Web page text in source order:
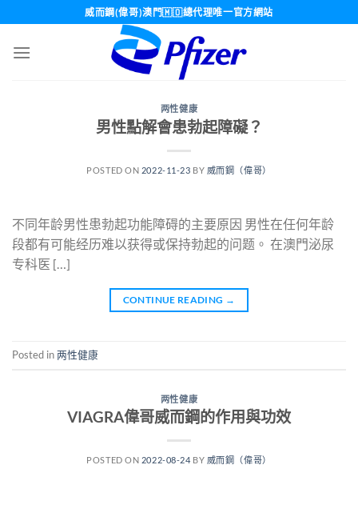
content
威而鋼(偉哥)澳門🇲🇴總代理唯一官方網站
两性健康
男性點解會患勃起障礙？
POSTED ON 2022-11-23 BY 威而鋼（偉哥）
不同年龄男性患勃起功能障碍的主要原因 男性在任何年龄
段都有可能经历难以获得或保持勃起的问题。 在澳門泌尿
专科医 […]
CONTINUE READING →
Posted in两性健康
两性健康
VIAGRA偉哥威而鋼的作用與功效
POSTED ON 2022-08-24 BY 威而鋼（偉哥）